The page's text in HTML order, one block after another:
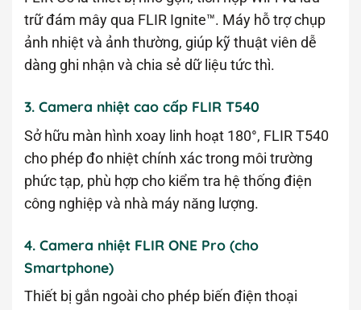
trữ đám mây qua FLIR Ignite™. Máy hỗ trợ chụp
ảnh nhiệt và ảnh thường, giúp kỹ thuật viên dễ
dàng ghi nhận và chia sẻ dữ liệu tức thì.
3. Camera nhiệt cao cấp FLIR T540
Sở hữu màn hình xoay linh hoạt 180°, FLIR T540
cho phép đo nhiệt chính xác trong môi trường
phức tạp, phù hợp cho kiểm tra hệ thống điện
công nghiệp và nhà máy năng lượng.
4. Camera nhiệt FLIR ONE Pro (cho
Smartphone)
Thiết bị gắn ngoài cho phép biến điện thoại